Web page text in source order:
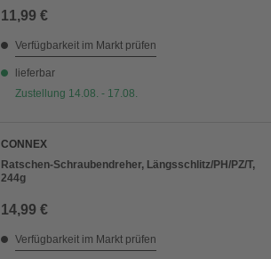
11,99 €
Verfügbarkeit im Markt prüfen
lieferbar
Zustellung 14.08. - 17.08.
CONNEX
Ratschen-Schraubendreher, Längsschlitz/PH/PZ/T,
244g
14,99 €
Verfügbarkeit im Markt prüfen